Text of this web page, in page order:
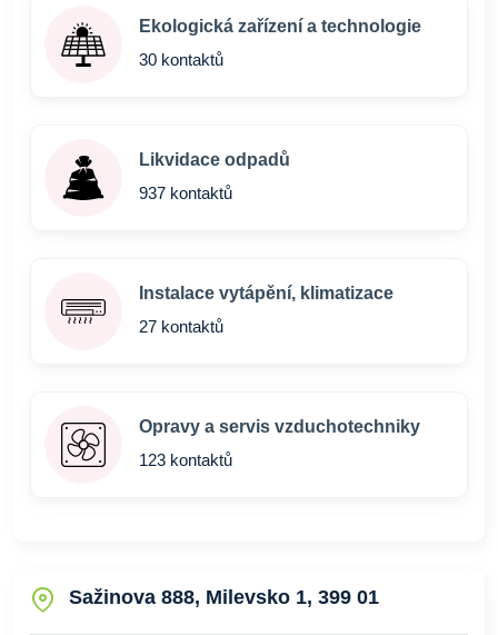
Ekologická zařízení a technologie
30 kontaktů
Likvidace odpadů
937 kontaktů
Instalace vytápění, klimatizace
27 kontaktů
Opravy a servis vzduchotechniky
123 kontaktů
Sažinova 888, Milevsko 1, 399 01